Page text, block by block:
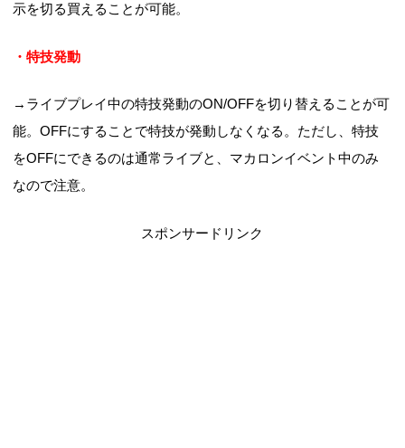
示を切る買えることが可能。
・特技発動
→ライブプレイ中の特技発動のON/OFFを切り替えることが可
能。OFFにすることで特技が発動しなくなる。ただし、特技
をOFFにできるのは通常ライブと、マカロンイベント中のみ
なので注意。
スポンサードリンク